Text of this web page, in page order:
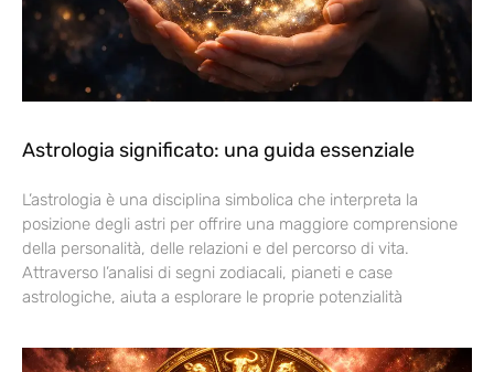
Astrologia significato: una guida essenziale
L’astrologia è una disciplina simbolica che interpreta la
posizione degli astri per offrire una maggiore comprensione
della personalità, delle relazioni e del percorso di vita.
Attraverso l’analisi di segni zodiacali, pianeti e case
astrologiche, aiuta a esplorare le proprie potenzialità